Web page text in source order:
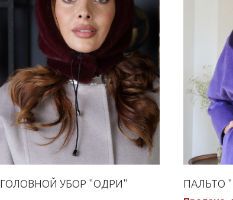
ГОЛОВНОЙ УБОР "ОДРИ" ПАЛЬТО